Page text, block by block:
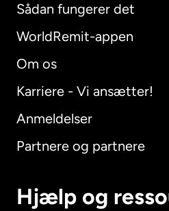
Sådan fungerer det
WorldRemit-appen
Om os
Karriere - Vi ansætter!
Anmeldelser
Partnere og partnere
Hjælp og